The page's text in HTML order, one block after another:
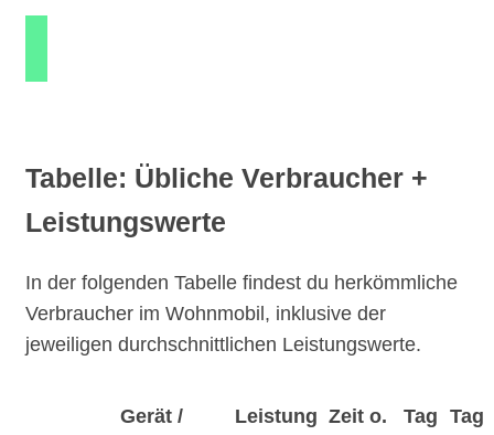
Tabelle: Übliche Verbraucher +
Leistungswerte
In der folgenden Tabelle findest du herkömmliche
Verbraucher im Wohnmobil, inklusive der
jeweiligen durchschnittlichen Leistungswerte.
Gerät /
Leistung Zeit o.
Tag Tag